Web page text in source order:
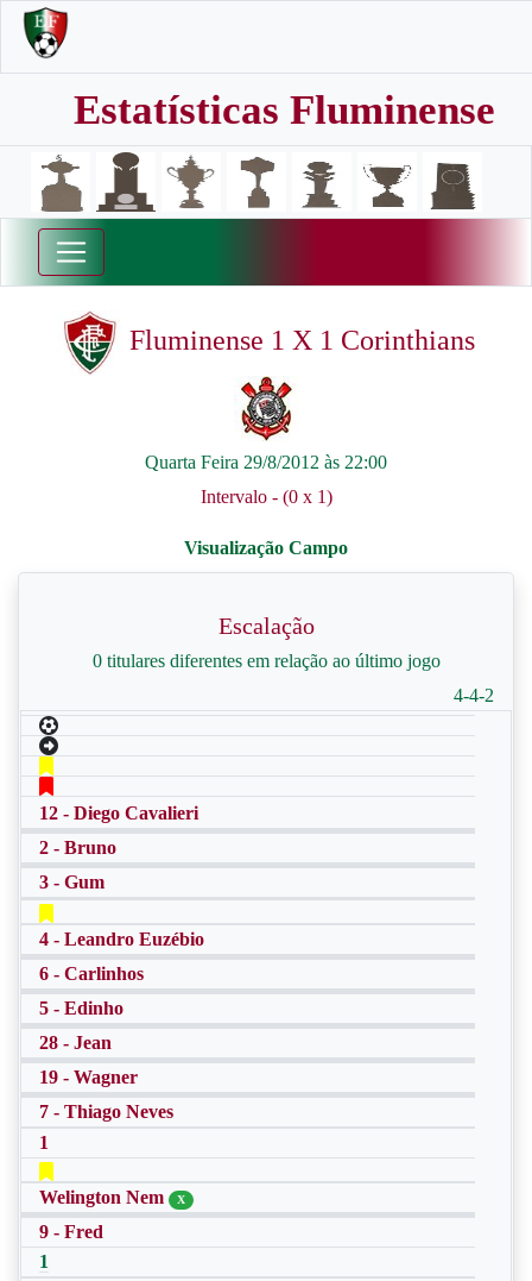
Estatísticas Fluminense
Fluminense 1 X 1 Corinthians
Quarta Feira 29/8/2012 às 22:00
Intervalo - (0 x 1)
Escalação
0 titulares diferentes em relação ao último jogo
4-4-2
12 - Diego Cavalieri
2 - Bruno
3 - Gum
4 - Leandro Euzébio
6 - Carlinhos
5 - Edinho
28 - Jean
19 - Wagner
7 - Thiago Neves
1
Welington Nem X
9 - Fred
1